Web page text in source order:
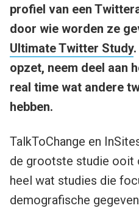
profiel van een
door wie worden ze
Ultimate Twitter Study
opzet, neem deel aan
real time wat andere
hebben.
TalkToChange en
de grootste studie ooit
heel wat studies die
demografische